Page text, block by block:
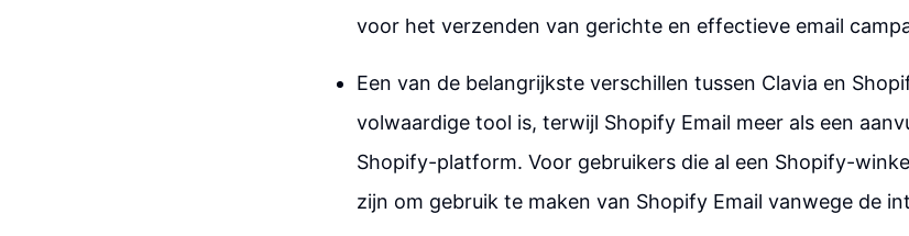
voor het verzenden van gerichte en effectieve email
Een van de belangrijkste verschillen tussen Clavia en
volwaardige tool is, terwijl Shopify Email meer als een
Shopify-platform. Voor gebruikers die al een Shopify-
zijn om gebruik te maken van Shopify Email vanwege de